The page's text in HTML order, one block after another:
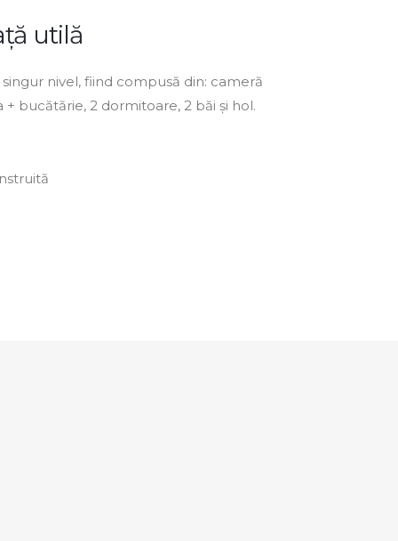
utilă
nivel, fiind compusă din: cameră
+ bucătărie, 2 dormitoare, 2 băi și hol.